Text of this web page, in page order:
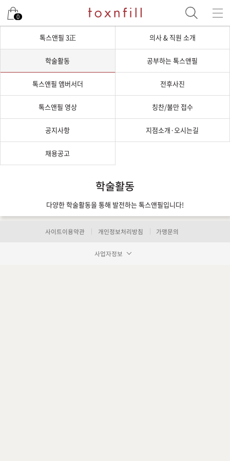
0
톡스앤필 3正 의사 & 직원 소개
학술활동 공부하는 톡스앤필
톡스앤필 앰버서더 전후사진
톡스앤필 영상 칭찬/불만 접수
공지사항 지점소개·오시는길
채용공고
학술활동
다양한 학술활동을 통해 발전하는 톡스앤필입니다!
사이트이용약관 개인정보처리방침 가맹문의
사업자정보